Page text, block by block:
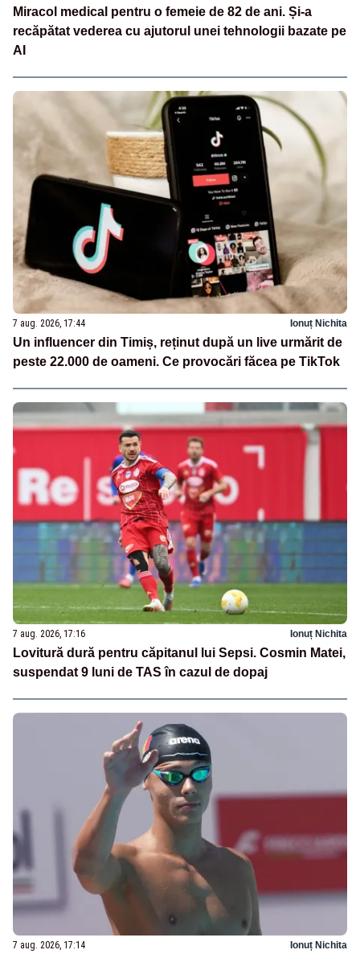
Miracol medical pentru o femeie de 82 de ani. Și-a
recăpătat vederea cu ajutorul unei tehnologii bazate pe
AI
7 aug. 2026, 17:44 Ionuț Nichita
Un influencer din Timiș, reținut după un live urmărit de
peste 22.000 de oameni. Ce provocări făcea pe TikTok
7 aug. 2026, 17:16 Ionuț Nichita
Lovitură dură pentru căpitanul lui Sepsi. Cosmin Matei,
suspendat 9 luni de TAS în cazul de dopaj
7 aug. 2026, 17:14 Ionuț Nichita